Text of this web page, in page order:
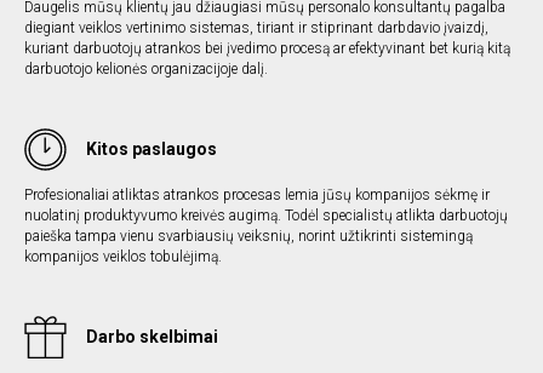
Daugelis mūsų klientų jau džiaugiasi mūsų personalo konsultantų pagalba
diegiant veiklos vertinimo sistemas, tiriant ir stiprinant darbdavio įvaizdį,
kuriant darbuotojų atrankos bei įvedimo procesą ar efektyvinant bet kurią kitą
darbuotojo kelionės organizacijoje dalį.
Kitos paslaugos
Profesionaliai atliktas atrankos procesas lemia jūsų kompanijos sėkmę ir
nuolatinį produktyvumo kreivės augimą. Todėl specialistų atlikta darbuotojų
paieška tampa vienu svarbiausių veiksnių, norint užtikrinti sistemingą
kompanijos veiklos tobulėjimą.
Darbo skelbimai